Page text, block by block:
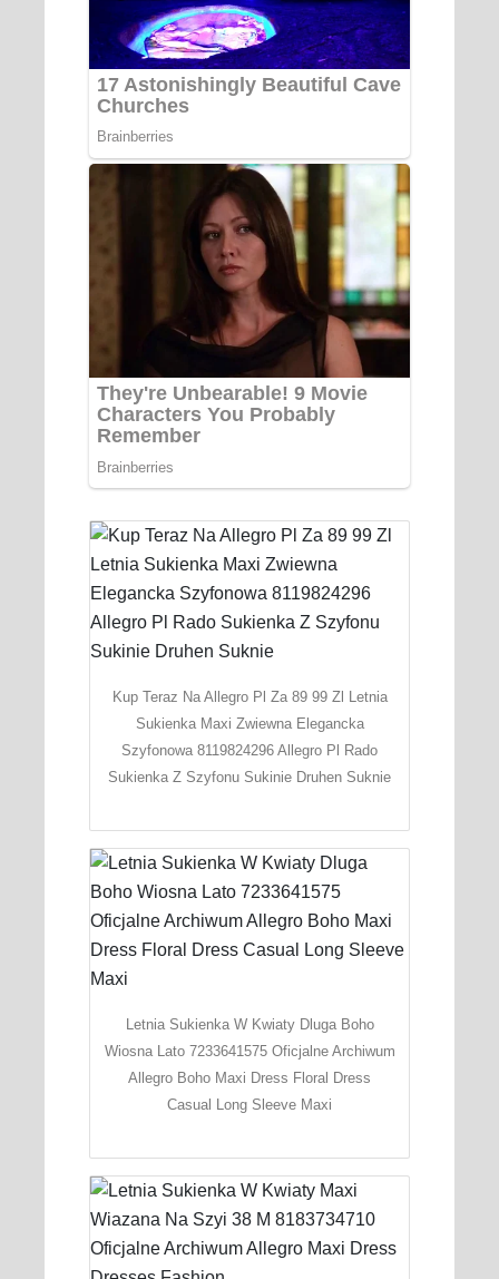
Kup Teraz Na Allegro Pl Za 89 99 Zl Letnia
Sukienka Maxi Zwiewna Elegancka
Szyfonowa 8119824296 Allegro Pl Rado
Sukienka Z Szyfonu Sukinie Druhen Suknie
Letnia Sukienka W Kwiaty Dluga Boho
Wiosna Lato 7233641575 Oficjalne Archiwum
Allegro Boho Maxi Dress Floral Dress
Casual Long Sleeve Maxi